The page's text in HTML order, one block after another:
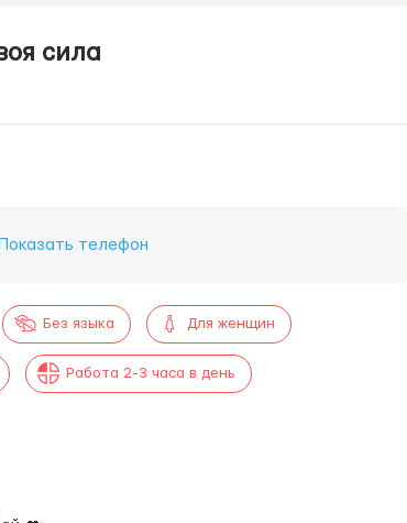
сила
Показать телефон
Без языка Для женщин
Работа 2-3 часа в день